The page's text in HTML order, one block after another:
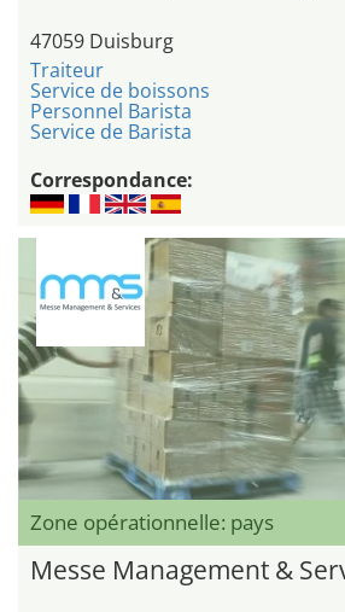
47059 Duisburg
Traiteur
Service de boissons
Personnel Barista
Service de Barista
Correspondance:
Zone opérationnelle: pays
Messe Management &